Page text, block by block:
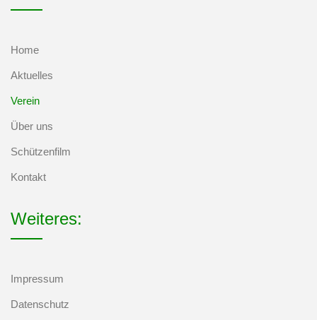
Home
Aktuelles
Verein
Über uns
Schützenfilm
Kontakt
Weiteres:
Impressum
Datenschutz